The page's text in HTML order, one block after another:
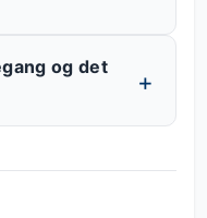
og det